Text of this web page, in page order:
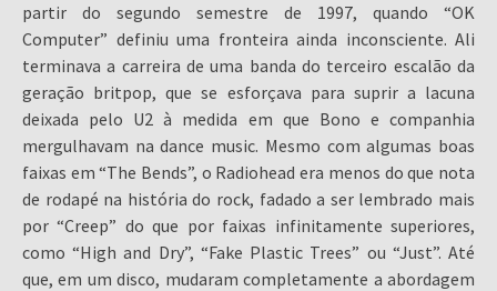
partir do segundo semestre de 1997, quando “OK
Computer” definiu uma fronteira ainda inconsciente. Ali
terminava a carreira de uma banda do terceiro escalão da
geração britpop, que se esforçava para suprir a lacuna
deixada pelo U2 à medida em que Bono e companhia
mergulhavam na dance music. Mesmo com algumas boas
faixas em “The Bends”, o Radiohead era menos do que nota
de rodapé na história do rock, fadado a ser lembrado mais
por “Creep” do que por faixas infinitamente superiores,
como “High and Dry”, “Fake Plastic Trees” ou “Just”. Até
que, em um disco, mudaram completamente a abordagem